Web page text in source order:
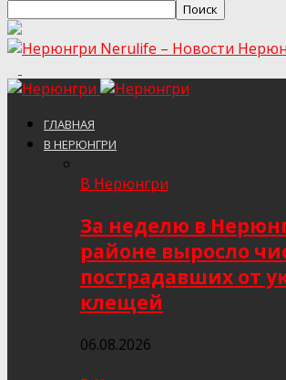
Nerulife – Новости
ГЛАВНАЯ
В НЕРЮНГРИ
В Нерюнгри
За неделю в
районе выросло
пострадавших от
клещей
06.08.2026